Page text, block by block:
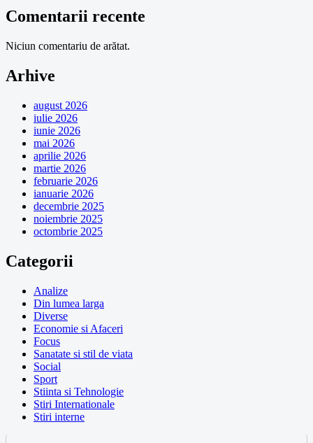
Comentarii recente
Niciun comentariu de arătat.
Arhive
august 2026
iulie 2026
iunie 2026
mai 2026
aprilie 2026
martie 2026
februarie 2026
ianuarie 2026
decembrie 2025
noiembrie 2025
octombrie 2025
Categorii
Analize
Din lumea larga
Diverse
Economie si Afaceri
Focus
Sanatate si stil de viata
Social
Sport
Stiinta si Tehnologie
Stiri Internationale
Stiri interne